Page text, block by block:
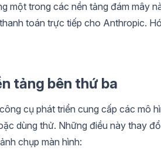
một trong các nền tảng đám mây
toán trực tiếp cho Anthropic.
tảng bên thứ ba
cụ phát triển cung cấp các mô
dùng thử. Những điều này thay
chụp màn hình: